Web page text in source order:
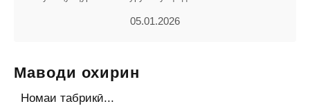
05.01.2026
Маводи охирин
Номаи табрикӣ...